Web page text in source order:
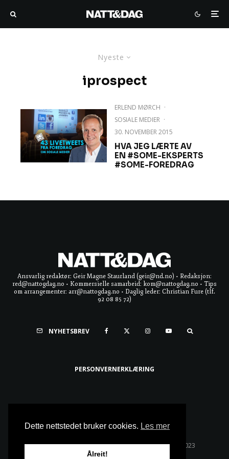
Nyeste
iprospect
ERLEND MØRCH ·
SOSIALE MEDIER ·
30. NOVEMBER 2015
HVA JEG LÆRTE AV
EN #SOME-EKSPERTS
#SOME-FOREDRAG
Ansvarlig redaktør: Geir Magne Staurland (geir@nd.no) • Redaksjon:
red@nattogdag.no • Kommersielle samarbeid: kom@nattogdag.no • Tips
om arrangementer: arr@nattogdag.no • Daglig leder: Christian Fure (tlf.
92 08 85 72)
NYHETSBREV
PERSONVERNERKLÆRING
Alle rettigheter reservert • Copyright © Natt & Dag 2023
Dette nettstedet bruker cookies. Les mer
Ålreit!